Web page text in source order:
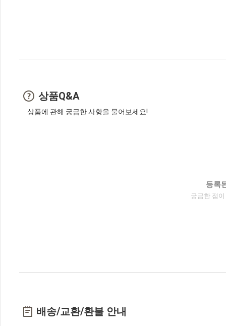
상품Q&A
상품에 관해 궁금한 사항을 물어보세요!
등록
궁금한 점
배송/교환/환불 안내